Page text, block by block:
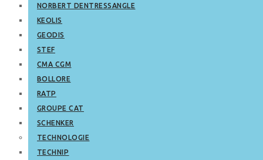
NORBERT DENTRESSANGLE
KEOLIS
GEODIS
STEF
CMA CGM
BOLLORE
RATP
GROUPE CAT
SCHENKER
TECHNOLOGIE
TECHNIP